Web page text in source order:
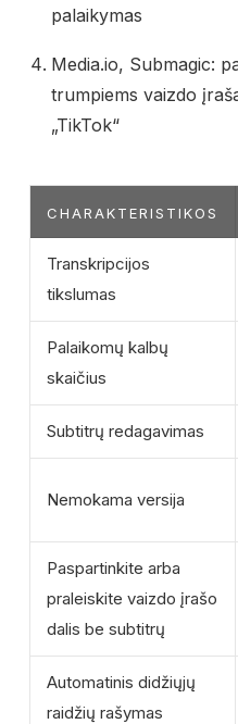
palaikymas
Media.io, Submagic:
trumpiems vaizdo
„TikTok“
CHARAKTERISTIKOS
Transkripcijos
tikslumas
Palaikomų kalbų
skaičius
Subtitrų redagavimas
Nemokama versija
Paspartinkite arba
praleiskite vaizdo įrašo
dalis be subtitrų
Automatinis didžiųjų
raidžių rašymas